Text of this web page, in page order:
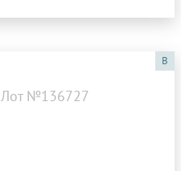
B
Лот №136727